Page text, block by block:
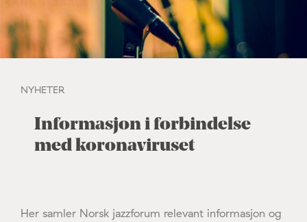
NYHETER
Informasjon i forbindelse
med koronaviruset
Her samler Norsk jazzforum relevant informasjon og